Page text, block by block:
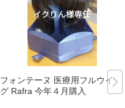
フォンテーヌ 医療用フルウイッ
グ Rafra 今年４月購入